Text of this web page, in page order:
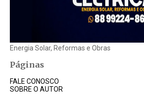
Energia Solar, Reformas e Obras
Páginas
FALE CONOSCO
SOBRE O AUTOR